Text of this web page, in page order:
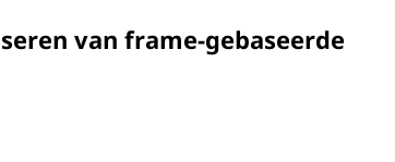
van frame-gebaseerde